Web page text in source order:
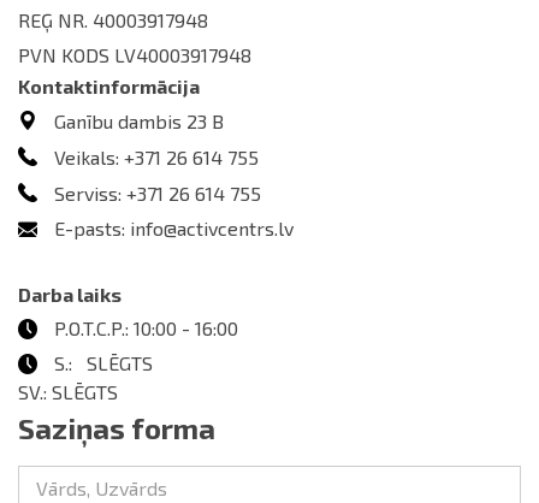
REĢ NR. 40003917948
PVN KODS LV40003917948
Kontaktinformācija
Ganību dambis 23 B
Veikals: +371 26 614 755
Serviss: +371 26 614 755​
E-pasts: info@activcentrs.lv
Darba laiks
P.O.T.C.P.: 10:00 - 16:00
S.: SLĒGTS
SV.: SLĒGTS
Saziņas forma
Vārds, Uzvārds